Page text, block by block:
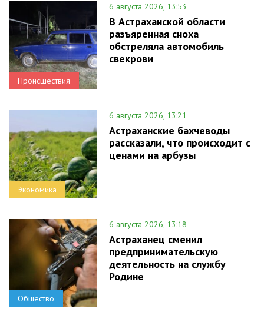
Происшествия
6 августа 2026, 13:53
В Астраханской области
разъяренная сноха
обстреляла автомобиль
свекрови
Экономика
6 августа 2026, 13:21
Астраханские бахчеводы
рассказали, что происходит с
ценами на арбузы
Общество
6 августа 2026, 13:18
Астраханец сменил
предпринимательскую
деятельность на службу
Родине